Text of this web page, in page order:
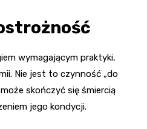
wymagającym praktyki,
Nie jest to czynność „do
skończyć się śmiercią
jego kondycji.